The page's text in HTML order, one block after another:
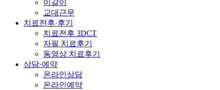
이갈이
교대근무
치료전후·후기
치료전후 3DCT
자필 치료후기
동영상 치료후기
상담·예약
온라인상담
온라인예약